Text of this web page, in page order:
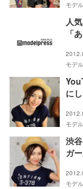
モデ
人
「
モデ
に
モデ
渋
ガ
モデ